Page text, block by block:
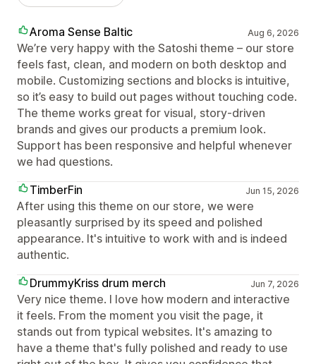
Aroma Sense Baltic Aug 6, 2026
We’re very happy with the Satoshi theme – our store
feels fast, clean, and modern on both desktop and
mobile. Customizing sections and blocks is intuitive,
so it’s easy to build out pages without touching code.
The theme works great for visual, story‑driven
brands and gives our products a premium look.
Support has been responsive and helpful whenever
we had questions.
TimberFin
Jun 15, 2026
After using this theme on our store, we were
pleasantly surprised by its speed and polished
appearance. It's intuitive to work with and is indeed
authentic.
DrummyKriss drum merch
Jun 7, 2026
Very nice theme. I love how modern and interactive
it feels. From the moment you visit the page, it
stands out from typical websites. It's amazing to
have a theme that's fully polished and ready to use